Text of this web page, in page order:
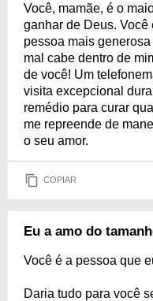
Você, mamãe, é o
ganhar de Deus. Você
pessoa mais
mal cabe dentro de
de você! Um
visita excepcional
remédio para curar
me repreende de
o seu amor.
COPIAR
Eu a amo do
Você é a pessoa que
Daria tudo para você